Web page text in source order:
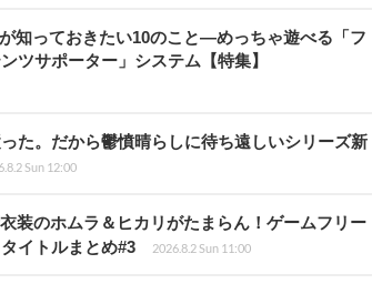
知っておきたい10のこと―めっちゃ遊べる「フ
ツサポーター」システム【特集】
た。だから鬱憤晴らしに待ち遠しいシリーズ新
Sun 12:00
装のホムラ＆ヒカリがたまらん！ゲームフリー
イトルまとめ#3
2026.8.2 Sun 11:00